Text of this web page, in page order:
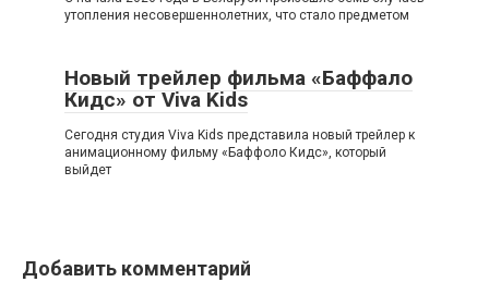
утопления несовершеннолетних, что стало предметом
Новый трейлер фильма «Баффало
Кидс» от Viva Kids
Сегодня студия Viva Kids представила новый трейлер к
анимационному фильму «Баффоло Кидс», который
выйдет
Добавить комментарий